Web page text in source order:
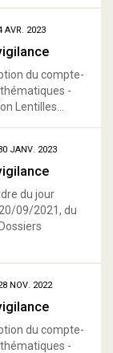
AVR. 2023
du compte-
-
Lentilles...
JANV. 2023
du jour
09/2021, du
NOV. 2022
du compte-
-